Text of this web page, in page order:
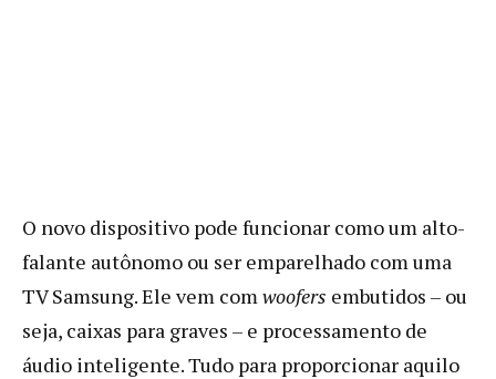
O novo dispositivo pode funcionar como um alto-
falante autônomo ou ser emparelhado com uma
TV Samsung. Ele vem comwoofers embutidos – ou
seja, caixas para graves – e processamento de
áudio inteligente. Tudo para proporcionar aquilo